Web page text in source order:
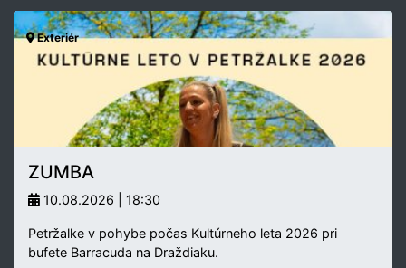
Exteriér
ZUMBA
10.08.2026 | 18:30
Petržalke v pohybe počas Kultúrneho leta 2026 pri
bufete Barracuda na Draždiaku.